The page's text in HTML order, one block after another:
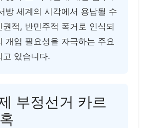
방 세계의 시각에서 용납될 수
권적, 반민주적 폭거로 인식되
개입 필요성을 자극하는 주요
고 있습니다.
부정선거 카르